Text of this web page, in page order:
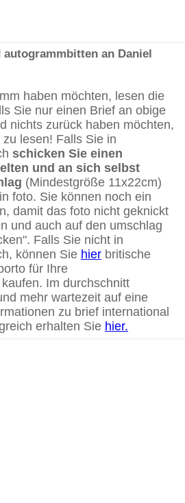
an Daniel
haben möchten, lesen die
Sie nur einen Brief an obige
nichts zurück haben möchten,
lesen! Falls Sie in
schicken Sie einen
und an sich selbst
(Mindestgröße 11x22cm)
foto. Sie können noch ein
damit das foto nicht geknickt
und auch auf den umschlag
Falls Sie nicht in
können Sie hier britische
für Ihre
Im durchschnitt
mehr wartezeit auf eine
zu brief international
erhalten Sie hier.